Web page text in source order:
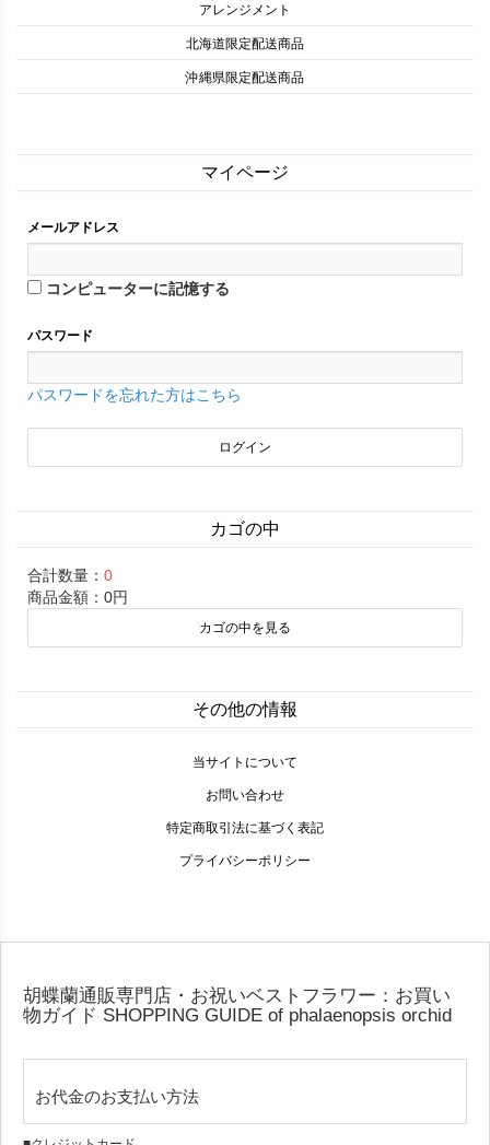
アレンジメント
北海道限定配送商品
沖縄県限定配送商品
マイページ
メールアドレス
コンピューターに記憶する
パスワード
パスワードを忘れた方はこちら
カゴの中
合計数量： 0
商品金額： 0円
カゴの中を見る
その他の情報
当サイトについて
お問い合わせ
特定商取引法に基づく表記
プライバシーポリシー
胡蝶蘭通販専門店・お祝いベストフラワー：お買い
物ガイド SHOPPING GUIDE of phalaenopsis orchid
お代金のお支払い方法